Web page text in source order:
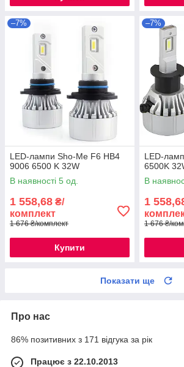
–7%
LED-лампи Sho-Me F6 HB4
9006 6500 K 32W
В наявності 5 од.
1 558,68 ₴/
комплект
1 676 ₴/комплект
Купити
–7%
LED-
6500K
В
1
1 676 ₴/
Показати ще
Про нас
86% позитивних з 171 відгука за рік
Працює з 22.10.2013